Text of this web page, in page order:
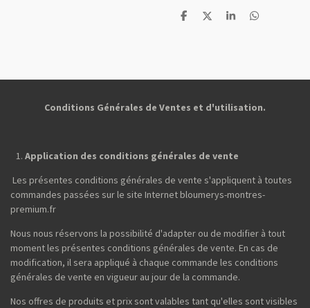
P
e
P
e
P
e
P
e
Conditions Générales de Ventes et d'utilisation.
Application des conditions générales de vente
Les présentes conditions générales de vente s'appliquent à toutes
commandes passées sur le site Internet bloumerys-montres-
premium.fr
Nous nous réservons la possibilité d'adapter ou de modifier à tout
moment les présentes conditions générales de vente. En cas de
modification, il sera appliqué à chaque commande les conditions
générales de vente en vigueur au jour de la commande.
Nos offres de produits et prix sont valables tant qu'elles sont visibles